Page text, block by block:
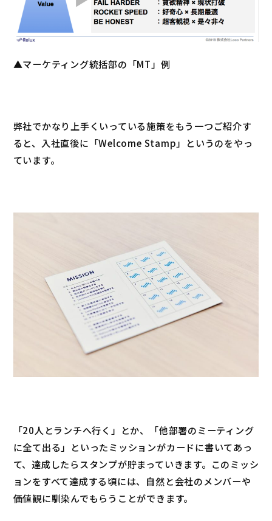
▲マーケティング統括部の「MT」例
弊社でかなり上手くいっている施策をもう一つご紹介す
ると、入社直後に「Welcome Stamp」というのをやっ
ています。
「20人とランチへ行く」とか、「他部署のミーティング
に全て出る」といったミッションがカードに書いてあっ
て、達成したらスタンプが貯まっていきます。このミッシ
ョンをすべて達成する頃には、自然と会社のメンバーや
価値観に馴染んでもらうことができます。